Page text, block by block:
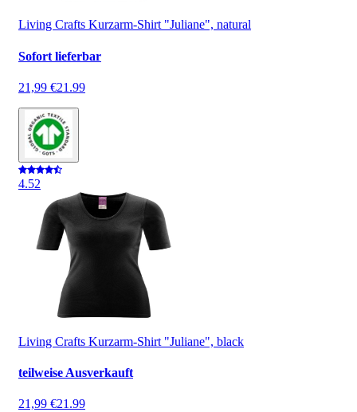
Living Crafts Kurzarm-Shirt "Juliane", natural
Sofort lieferbar
21,99 €21.99
4.52
Living Crafts Kurzarm-Shirt "Juliane", black
teilweise Ausverkauft
21,99 €21.99